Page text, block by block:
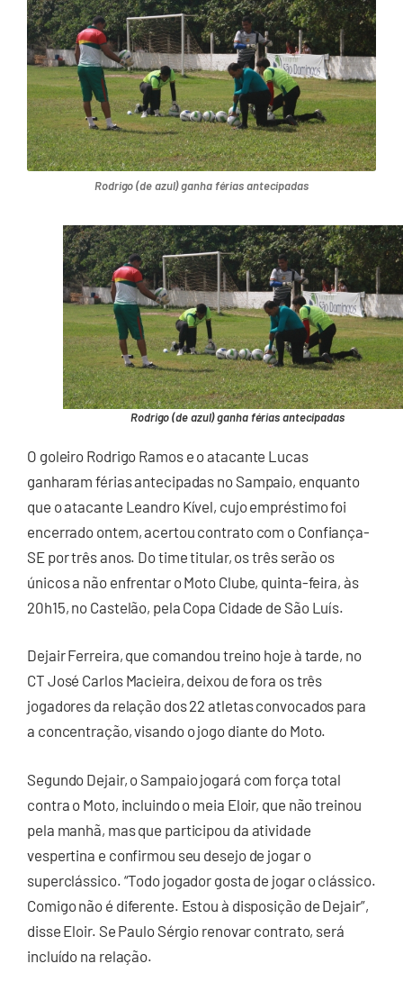
Rodrigo (de azul) ganha férias antecipadas
Rodrigo (de azul) ganha férias antecipadas
O goleiro Rodrigo Ramos e o atacante Lucas
ganharam férias antecipadas no Sampaio, enquanto
que o atacante Leandro Kível, cujo empréstimo foi
encerrado ontem, acertou contrato com o Confiança-
SE por três anos. Do time titular, os três serão os
únicos a não enfrentar o Moto Clube, quinta-feira, às
20h15, no Castelão, pela Copa Cidade de São Luís.
Dejair Ferreira, que comandou treino hoje à tarde, no
CT José Carlos Macieira, deixou de fora os três
jogadores da relação dos 22 atletas convocados para
a concentração, visando o jogo diante do Moto.
Segundo Dejair, o Sampaio jogará com força total
contra o Moto, incluindo o meia Eloir, que não treinou
pela manhã, mas que participou da atividade
vespertina e confirmou seu desejo de jogar o
superclássico. “Todo jogador gosta de jogar o clássico.
Comigo não é diferente. Estou à disposição de Dejair”,
disse Eloir. Se Paulo Sérgio renovar contrato, será
incluído na relação.